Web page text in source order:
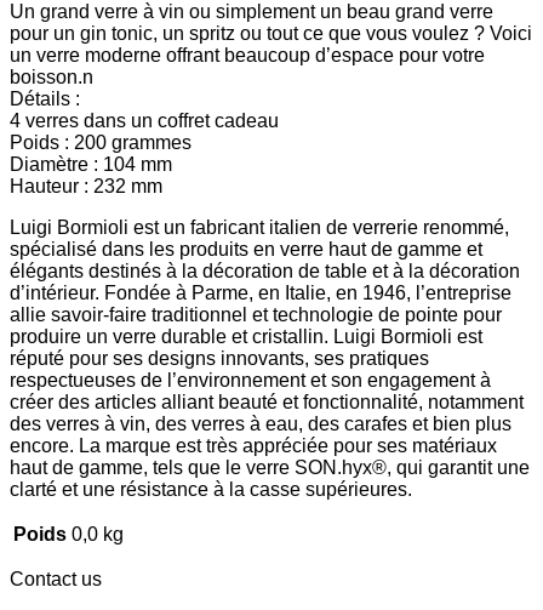
Un grand verre à vin ou simplement un beau grand verre
pour un gin tonic, un spritz ou tout ce que vous voulez ? Voici
un verre moderne offrant beaucoup d’espace pour votre
boisson.n
Détails :
4 verres dans un coffret cadeau
Poids : 200 grammes
Diamètre : 104 mm
Hauteur : 232 mm
Luigi Bormioli est un fabricant italien de verrerie renommé,
spécialisé dans les produits en verre haut de gamme et
élégants destinés à la décoration de table et à la décoration
d’intérieur. Fondée à Parme, en Italie, en 1946, l’entreprise
allie savoir-faire traditionnel et technologie de pointe pour
produire un verre durable et cristallin. Luigi Bormioli est
réputé pour ses designs innovants, ses pratiques
respectueuses de l’environnement et son engagement à
créer des articles alliant beauté et fonctionnalité, notamment
des verres à vin, des verres à eau, des carafes et bien plus
encore. La marque est très appréciée pour ses matériaux
haut de gamme, tels que le verre SON.hyx®, qui garantit une
clarté et une résistance à la casse supérieures.
Poids 0,0 kg
Contact us